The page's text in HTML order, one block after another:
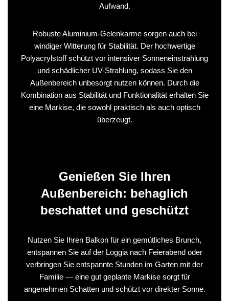
Aufwand.
Robuste Aluminium-Gelenkarme sorgen auch bei
windiger Witterung für Stabilität. Der hochwertige
Polyacrylstoff schützt vor intensiver Sonneneinstrahlung
und schädlicher UV-Strahlung, sodass Sie den
Außenbereich unbesorgt nutzen können. Durch die
Kombination aus Stabilität und Funktionalität erhalten Sie
eine Markise, die sowohl praktisch als auch optisch
überzeugt.
Genießen Sie Ihren
Außenbereich: behaglich
beschattet und geschützt
Nutzen Sie Ihren Balkon für ein gemütliches Brunch,
entspannen Sie auf der Loggia nach Feierabend oder
verbringen Sie entspannte Stunden im Garten mit der
Familie — eine gut geplante Markise sorgt für
angenehmen Schatten und schützt vor direkter Sonne.